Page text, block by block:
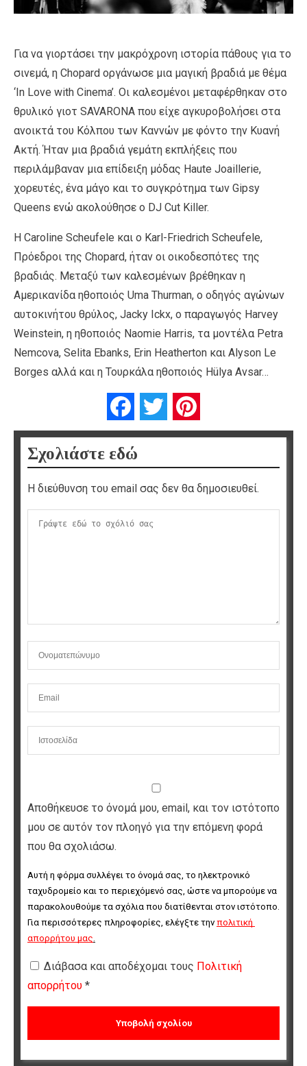
Για να γιορτάσει την μακρόχρονη ιστορία πάθους για το
σινεμά, η Chopard οργάνωσε μια μαγική βραδιά με θέμα
‘In Love with Cinema’. Οι καλεσμένοι μεταφέρθηκαν στο
θρυλικό γιοτ SAVARONA που είχε αγκυροβολήσει στα
ανοικτά του Κόλπου των Καννών με φόντο την Κυανή
Ακτή. Ήταν μια βραδιά γεμάτη εκπλήξεις που
περιλάμβαναν μια επίδειξη μόδας Haute Joaillerie,
χορευτές, ένα μάγο και το συγκρότημα των Gipsy
Queens ενώ ακολούθησε ο DJ Cut Killer.
Η Caroline Scheufele και ο Karl-Friedrich Scheufele,
Πρόεδροι της Chopard, ήταν οι οικοδεσπότες της
βραδιάς. Μεταξύ των καλεσμένων βρέθηκαν η
Αμερικανίδα ηθοποιός Uma Thurman, o οδηγός αγώνων
αυτοκινήτου θρύλος, Jacky Ickx, ο παραγωγός Harvey
Weinstein, η ηθοποιός Naomie Harris, τα μοντέλα Petra
Nemcova, Selita Ebanks, Erin Heatherton και Alyson Le
Borges αλλά και η Τουρκάλα ηθοποιός Hülya Avsar…
FacebookTwitter
Σχολιάστε εδώ
Η διεύθυνση του email σας δεν θα δημοσιευθεί.
Αποθήκευσε το όνομά μου, email, και τον ιστότοπο
μου σε αυτόν τον πλοηγό για την επόμενη φορά
που θα σχολιάσω.
Αυτή η φόρμα συλλέγει το όνομά σας, το ηλεκτρονικό
ταχυδρομείο και το περιεχόμενό σας, ώστε να μπορούμε να
παρακολουθούμε τα σχόλια που διατίθενται στον ιστότοπο.
Για περισσότερες πληροφορίες, ελέγξτε την πολιτική
απορρήτου μας
Διάβασα και αποδέχομαι τους Πολιτική
απορρήτου *